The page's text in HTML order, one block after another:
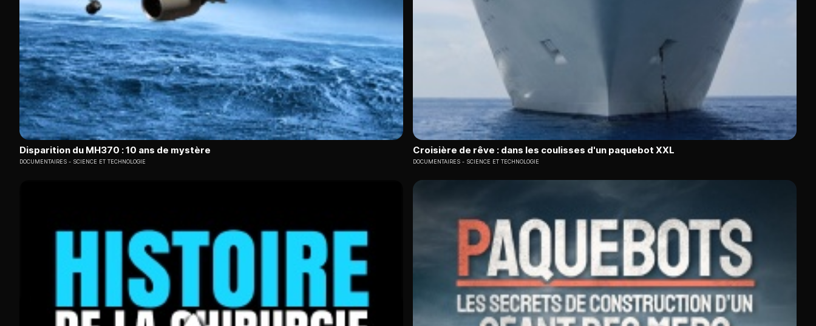
Disparition du MH370 : 10 ans de mystère
DOCUMENTAIRES SCIENCE ET TECHNOLOGIE
Croisière de rêve : dans les coulisses d'un paquebot XXL
DOCUMENTAIRES SCIENCE ET TECHNOLOGIE